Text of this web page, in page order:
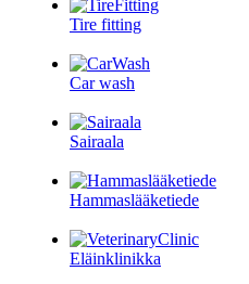
Tire fitting
Car wash
Sairaala
Hammaslääketiede
Eläinklinikka